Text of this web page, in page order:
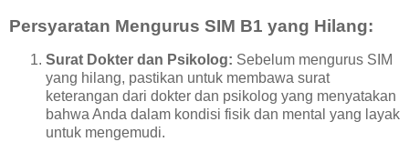
Persyaratan Mengurus SIM B1 yang Hilang:
Surat Dokter dan Psikolog: Sebelum mengurus SIM
yang hilang, pastikan untuk membawa surat
keterangan dari dokter dan psikolog yang menyatakan
bahwa Anda dalam kondisi fisik dan mental yang layak
untuk mengemudi.